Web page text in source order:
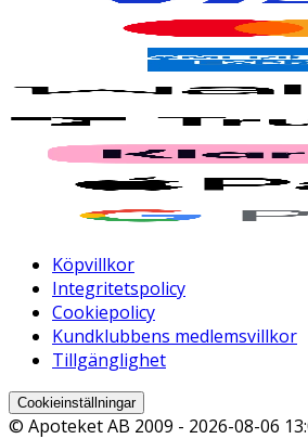
Köpvillkor
Integritetspolicy
Cookiepolicy
Kundklubbens medlemsvillkor
Tillgänglighet
Cookieinställningar
© Apoteket AB 2009 - 2026-08-06